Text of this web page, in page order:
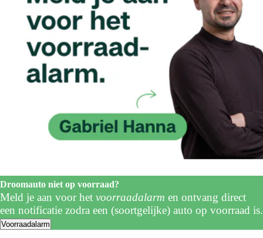
Droomauto niet op voorraad?
Meld je aan voor het voorraadalarm en ontvang direct
een notificatie zodra een (soortgelijke) auto op voorraad is.
Voorraadalarm